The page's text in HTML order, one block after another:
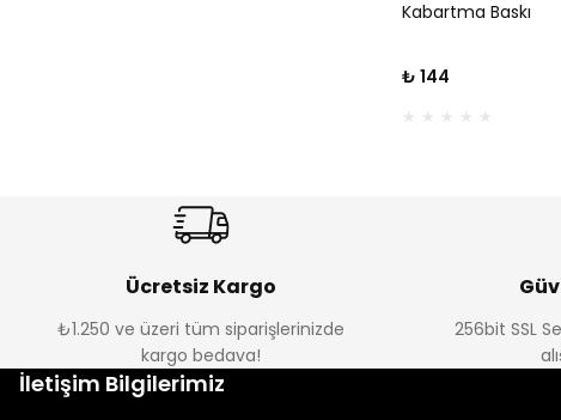
Kabartma Baskı
₺ 144
Ücretsiz Kargo
₺1.250 ve üzeri tüm siparişlerinizde
kargo bedava!
256bit SSL
İletişim Bilgilerimiz